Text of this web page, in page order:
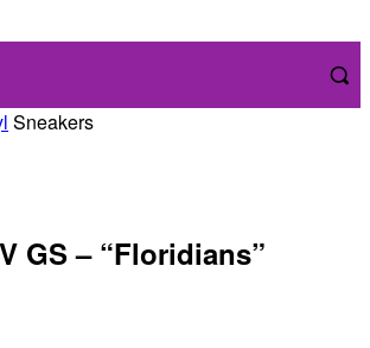
Sneakers
GS – “Floridians”